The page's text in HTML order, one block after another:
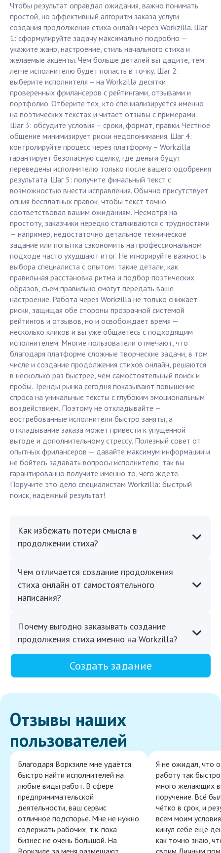
Чтобы результат оправдал ожидания, важно понимать
простой, но эффективный алгоритм заказа услуги
создания продолжения стиха онлайн через Workzilla. Шаг
1: сформулируйте задачу максимально подробно —
укажите жанр, настроение, стиль начального стиха и
желаемые акценты. Чем больше деталей вы дадите, тем
легче исполнителю будет попасть в точку. Шаг 2:
выберите исполнителя – на Workzilla десятки
проверенных фрилансеров с рейтингами, отзывами и
портфолио. Отберите тех, кто специализируется именно
на поэтических текстах и читает отзывы с примерами.
Шаг 3: обсудите условия – сроки, формат, правки. Честное
общение минимизирует риски недопонимания. Шаг 4:
контролируйте процесс через платформу – Workzilla
гарантирует безопасную сделку, где деньги будут
переведены исполнителю только после вашего одобрения
результата. Шаг 5: получите финальный текст с
возможностью внести исправления. Обычно присутствует
опция бесплатных правок, чтобы текст точно
соответствовал вашим ожиданиям. Несмотря на
простоту, заказчики нередко сталкиваются с трудностями
— например, недостаточно детальное техническое
задание или попытка сэкономить на профессиональном
подходе часто ухудшают итог. Не игнорируйте важность
выбора специалиста с опытом: такие детали, как
правильная расстановка ритма и подбор поэтических
образов, съем правильно смогут передать ваше
настроение. Работа через Workzilla не только снижает
риски, защищая обе стороны прозрачной системой
рейтингов и отзывов, но и освобождает время —
несколько кликов и вы уже общаетесь с подходящим
исполнителем. Многие пользователи отмечают, что
благодаря платформе сложные творческие задачи, в том
числе и создание продолжения стихов онлайн, решаются
в несколько раз быстрее, чем самостоятельный поиск и
пробы. Тренды рынка сегодня показывают повышение
спроса на уникальные тексты с глубоким эмоциональным
воздействием. Поэтому не откладывайте —
востребованные исполнители быстро заняты, а
откладывание заказа может привести к упущенной
выгоде и дополнительному стрессу. Полезный совет от
опытных фрилансеров — давайте максимум информации и
не бойтесь задавать вопросы исполнителю, так вы
гарантированно получите именно то, чего ждете.
Поручите это дело специалистам Workzilla: быстрый
поиск, надежный результат!
Как избежать потери смысла в
продолжении стиха?
Чем отличается создание продолжения
стиха онлайн от самостоятельного
написания?
Почему выгодно заказывать создание
продолжения стиха именно на Workzilla?
Создать задание
Отзывы наших
пользователей
Благодаря Воркзиле мне удаётся
быстро найти исполнителей на
любые виды работ. В сфере
предпринимательской
деятельности, ваш сервис
отличное подспорье. Мне не нужно
содержать рабочих, т.к. пока
бизнес не очень большой. На
Я не ожидал, что
работу так
много желающих
поручение. Всё
чётко в срок, и
всем моим
кинул себе ещё
как точно знаю,